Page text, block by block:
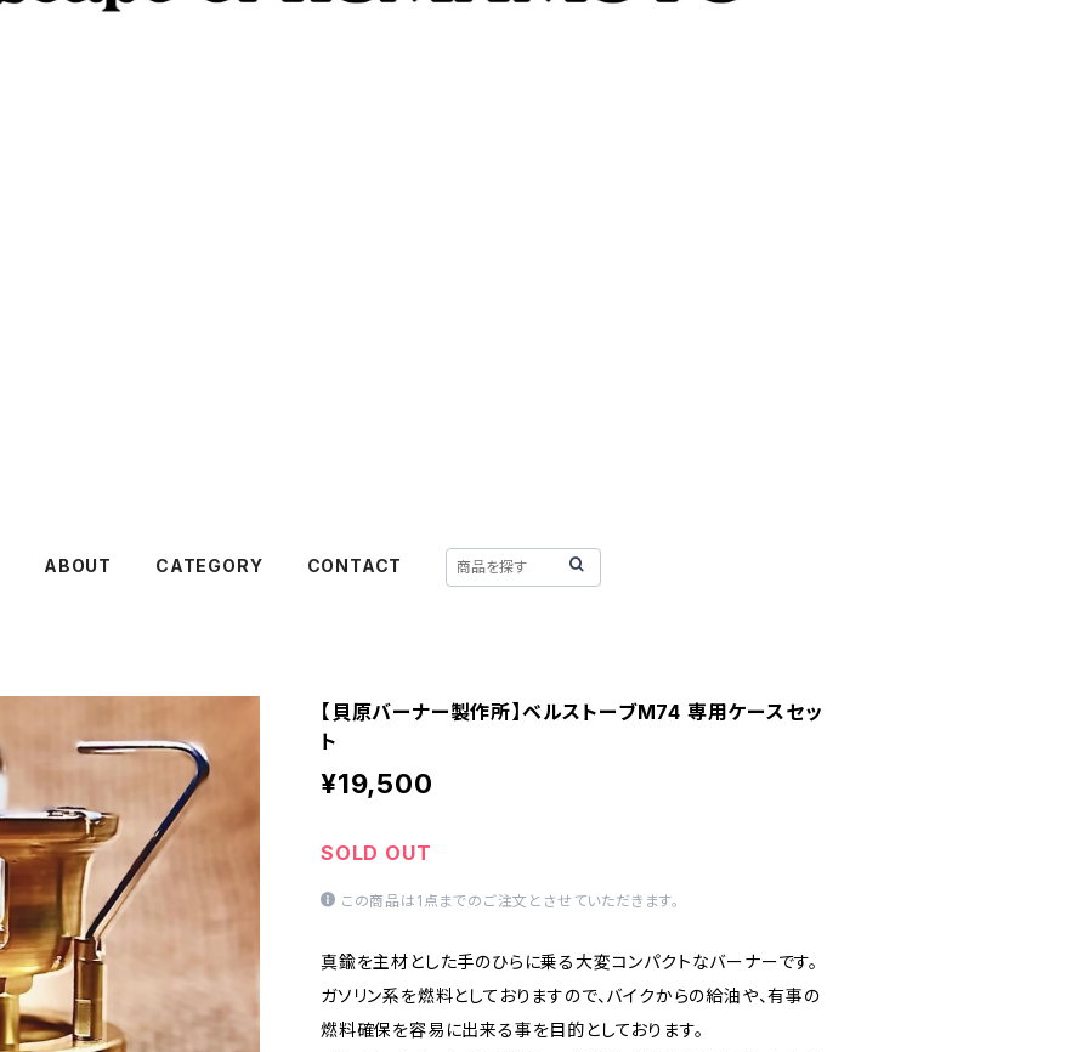
ABOUT CATEGORY CONTACT
【貝原バーナー製作所】ベルストーブM74 専用ケースセッ
ト
¥19,500
SOLD OUT
この商品は1点までのご注文とさせていただきます。
真鍮を主材とした手のひらに乗る大変コンパクトなバーナーです。
ガソリン系を燃料としておりますので、バイクからの給油や、有事の
燃料確保を容易に出来る事を目的としております。